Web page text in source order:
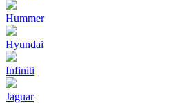
Hummer
Hyundai
Infiniti
Jaguar